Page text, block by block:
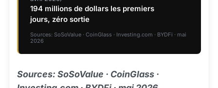
194 millions de dollars les premiers
jours, zéro sortie
Sources: SoSoValue · CoinGlass · Investing.com · BYDFi · mai
2026
Sources: SoSoValue · CoinGlass ·